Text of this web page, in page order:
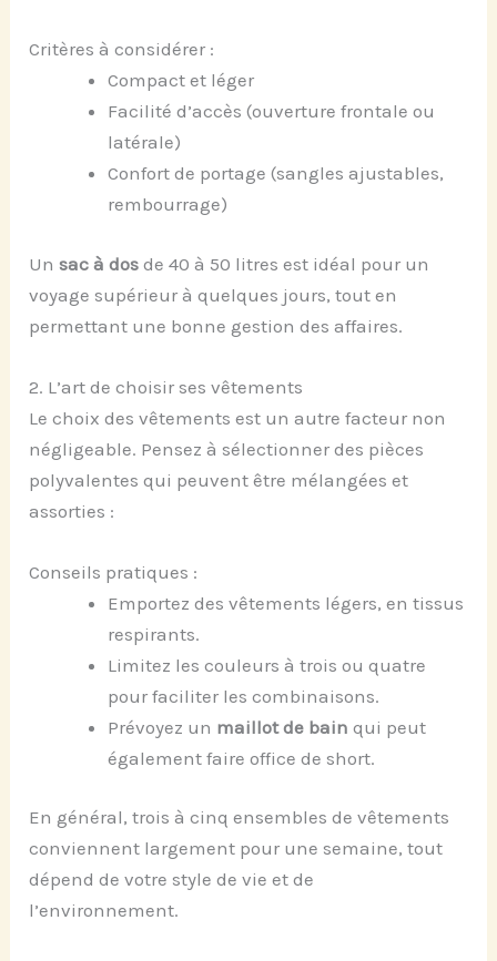
Critères à considérer :
Compact et léger
Facilité d’accès (ouverture frontale ou
latérale)
Confort de portage (sangles ajustables,
rembourrage)
Unsac à dos de 40 à 50 litres est idéal pour un
voyage supérieur à quelques jours, tout en
permettant une bonne gestion des affaires.
2. L’art de choisir ses vêtements
Le choix des vêtements est un autre facteur non
négligeable. Pensez à sélectionner des pièces
polyvalentes qui peuvent être mélangées et
assorties :
Conseils pratiques :
Emportez des vêtements légers, en tissus
respirants.
Limitez les couleurs à trois ou quatre
pour faciliter les combinaisons.
Prévoyez un maillot de bain qui peut
également faire office de short.
En général, trois à cinq ensembles de vêtements
conviennent largement pour une semaine, tout
dépend de votre style de vie et de
l’environnement.